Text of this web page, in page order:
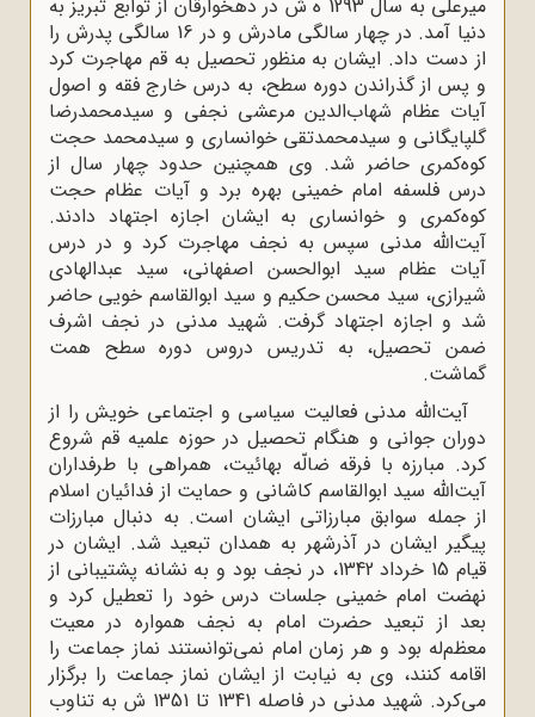
میرعلی به سال 1293 ه‌ ش در دهخوارقان از توابع تبریز به
دنیا آمد. در چهار سالگی مادرش و در 16 سالگی پدرش را
از دست داد. ایشان به منظور تحصیل به قم مهاجرت کرد
و پس از گذراندن دوره سطح، به درس خارج فقه و اصول
آیات عظام شهاب‌الدین مرعشی نجفی و سیدمحمدرضا
گلپایگانی و سیدمحمدتقی خوانساری و سیدمحمد حجت
کوه‌کمری حاضر شد. وی همچنین حدود چهار سال از
درس فلسفه امام خمینی بهره برد و آیات عظام حجت
کوه‌کمری و خوانساری به ایشان اجازه اجتهاد دادند.
آیت‌الله مدنی سپس به نجف مهاجرت کرد و در درس
آیات عظام سید ابوالحسن اصفهانی، سید عبدالهادی
شیرازی، سید محسن حکیم و سید ابوالقاسم خویی حاضر
شد و اجازه اجتهاد گرفت. شهید مدنی در نجف اشرف
ضمن تحصیل، به تدریس دروس دوره سطح همت
گماشت.
آیت‌الله مدنی فعالیت سیاسی و اجتماعی خویش را از
دوران جوانی و هنگام تحصیل در حوزه علمیه قم شروع
کرد. مبارزه با فرقه ضالّه بهائیت، همراهی با طرفداران
آیت‌الله سید ابوالقاسم کاشانی و حمایت از فدائیان اسلام
از جمله سوابق مبارزاتی ایشان است. به دنبال مبارزات
پیگیر ایشان در آذرشهر به همدان تبعید شد. ایشان در
قیام 15 خرداد 1342، در نجف بود و به نشانه پشتیبانی از
نهضت امام خمینی جلسات درس خود را تعطیل کرد و
بعد از تبعید حضرت امام به نجف همواره در معیت
معظم‌له بود و هر زمان امام نمی‌توانستند نماز جماعت را
اقامه کنند، وی به نیابت از ایشان نماز جماعت را برگزار
می‌کرد. شهید مدنی در فاصله 1341 تا 1351 ش به تناوب